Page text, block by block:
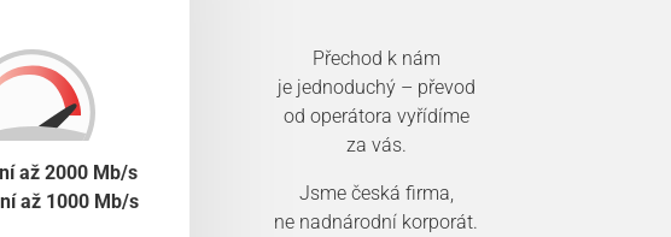
až 2000 Mb/s
až 1000 Mb/s
Přechod k nám
je jednoduchý – převod
od operátora vyřídíme
za vás.
Jsme česká firma,
ne nadnárodní korporát.